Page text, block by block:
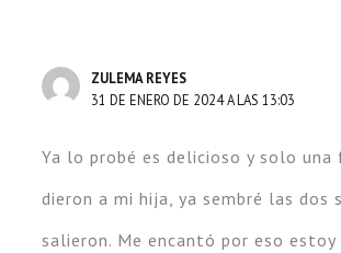
ZULEMA REYES
31 DE ENERO DE 2024 A LAS 13:03
Ya lo probé es delicioso y solo
dieron a mi hija, ya sembré las dos
salieron. Me encantó por eso estoy